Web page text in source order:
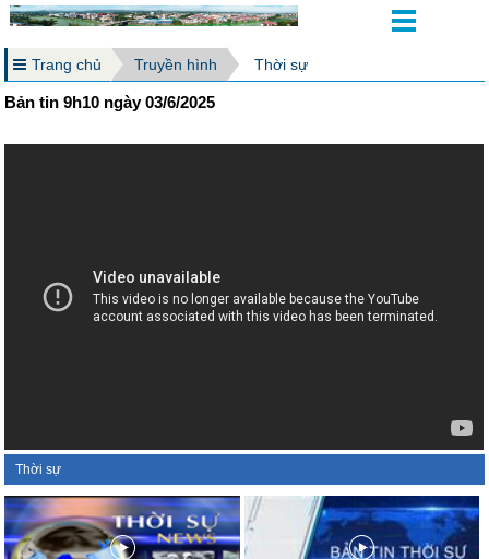
Trang chủ Truyền hình Thời sự
Bản tin 9h10 ngày 03/6/2025
Thời sự